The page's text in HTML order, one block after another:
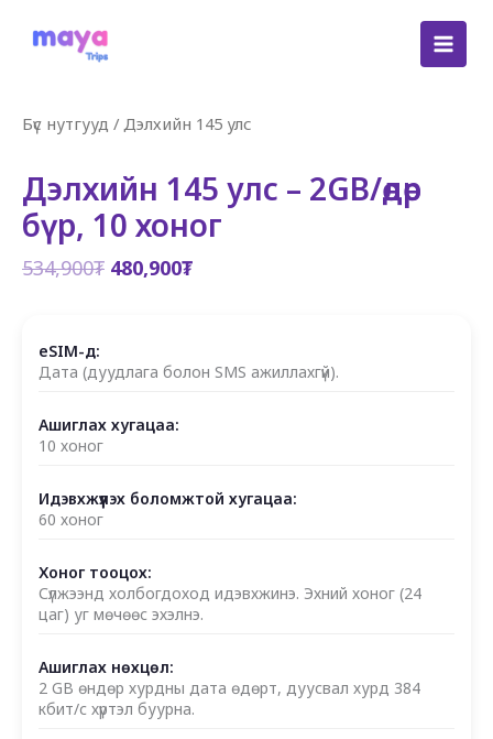
Бүс нутгууд / Дэлхийн 145 улс
Дэлхийн 145 улс – 2GB/өдөр
бүр, 10 хоног
534,900₮ Original
480,900₮Current
eSIM-д:
Дата (дуудлага болон SMS ажиллахгүй).
Ашиглах хугацаа:
10 хоног
Идэвхжүүлэх боломжтой хугацаа:
60 хоног
Хоног тооцох:
Сүлжээнд холбогдоход идэвхжинэ. Эхний хоног (24
цаг) уг мөчөөс эхэлнэ.
Ашиглах нөхцөл:
2 GB өндөр хурдны дата өдөрт, дуусвал хурд 384
кбит/с хүртэл буурна.